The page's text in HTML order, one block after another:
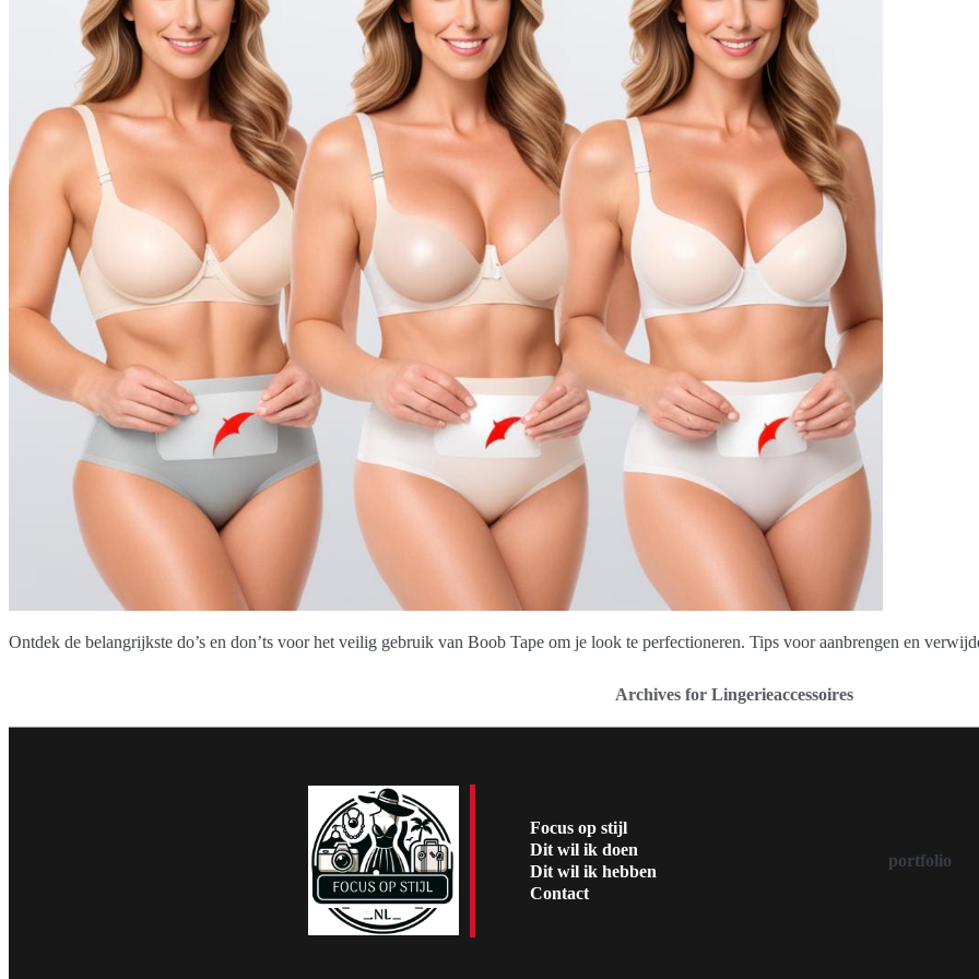
Ontdek de belangrijkste do’s en don’ts voor het veilig gebruik van Boob Tape om je look te perfectioneren. Tips voor aanbrengen en
Archives for Lingerieaccessoires
Focus op stijl
Dit wil ik doen
Dit wil ik hebben
Contact
portfolio